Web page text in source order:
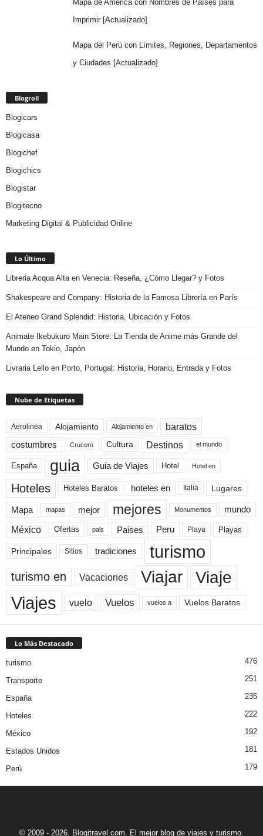
Mapa de América con Nombres de Países para
Imprimir [Actualizado]
Mapa del Perú con Límites, Regiones, Departamentos
y Ciudades [Actualizado]
Blogroll
Blogicars
Blogicasa
Blogichef
Blogichics
Blogistar
Blogitecno
Marketing Digital & Publicidad Online
Lo Último
Libreria Acqua Alta en Venecia: Reseña, ¿Cómo Llegar? y Fotos
Shakespeare and Company: Historia de la Famosa Librería en París
El Ateneo Grand Splendid: Historia, Ubicación y Fotos
Animate Ikebukuro Main Store: La Tienda de Anime más Grande del
Mundo en Tokio, Japón
Livraria Lello en Porto, Portugal: Historia, Horario, Entrada y Fotos
Nube de Etiquetas
Aerolinea Alojamiento Alojamiento en baratos
costumbres Crucero Cultura Destinos el mundo
España guia Guia de Viajes Hotel Hotel en
Hoteles Hoteles Baratos hoteles en Italia Lugares
Mapa mapas mejor mejores Monumentos mundo
México Ofertas pais Paises Peru Playa Playas
Principales Sitios tradiciones turismo
turismo en Vacaciones Viajar Viaje
Viajes vuelo Vuelos vuelos a Vuelos Baratos
Lo Más Destacado
turismo 476
Transporte 251
España 235
Hoteles 222
México 192
Estados Unidos 181
Perú 179
© 2009 - 2026. Blogitravel.com. El mejor blog de viajes y turismo.